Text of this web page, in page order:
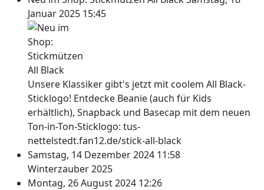
Januar 2025 15:45
Unsere Klassiker gibt's jetzt mit coolem All Black-
Sticklogo! Entdecke Beanie (auch für Kids
erhältlich), Snapback und Basecap mit dem neuen
Ton-in-Ton-Sticklogo: tus-
nettelstedt.fan12.de/stick-all-black
Samstag, 14 Dezember 2024 11:58
Winterzauber 2025
Montag, 26 August 2024 12:26